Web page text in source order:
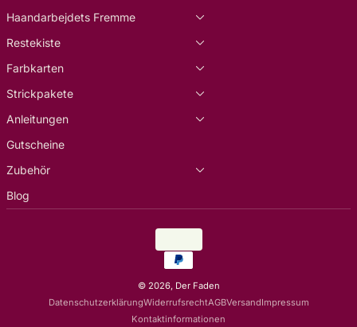
Haandarbejdets Fremme
Restekiste
Farbkarten
Strickpakete
Anleitungen
Gutscheine
Zubehör
Blog
Land/Region
Zahlungsarten
© 2026, Der Faden
DatenschutzerklärungWiderrufsrechtAGBVersandImpressum
Kontaktinformationen